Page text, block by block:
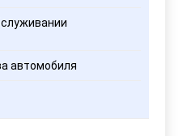
автомобиля